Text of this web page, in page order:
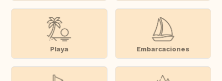
Playa Embarcaciones